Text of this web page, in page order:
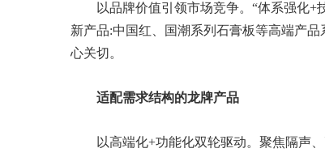
以品牌价值引领市场竞争。“体系强化+
新产品:中国红、国潮系列石膏板等高端产
心关切。
适配需求结构的龙牌产品
以高端化+功能化双轮驱动。聚焦隔声